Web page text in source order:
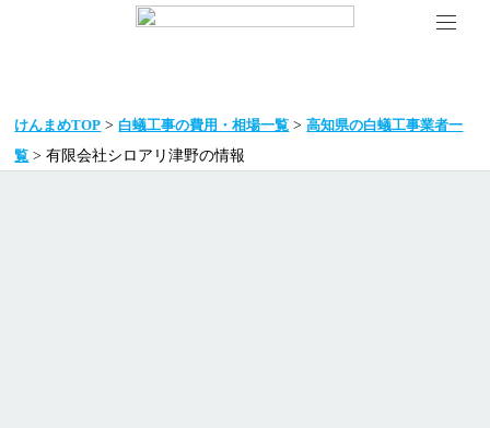
けんまめTOP > 白蟻工事の費用・相場一覧 >高知県の白蟻工事業者一
覧 > 有限会社シロアリ津野の情報